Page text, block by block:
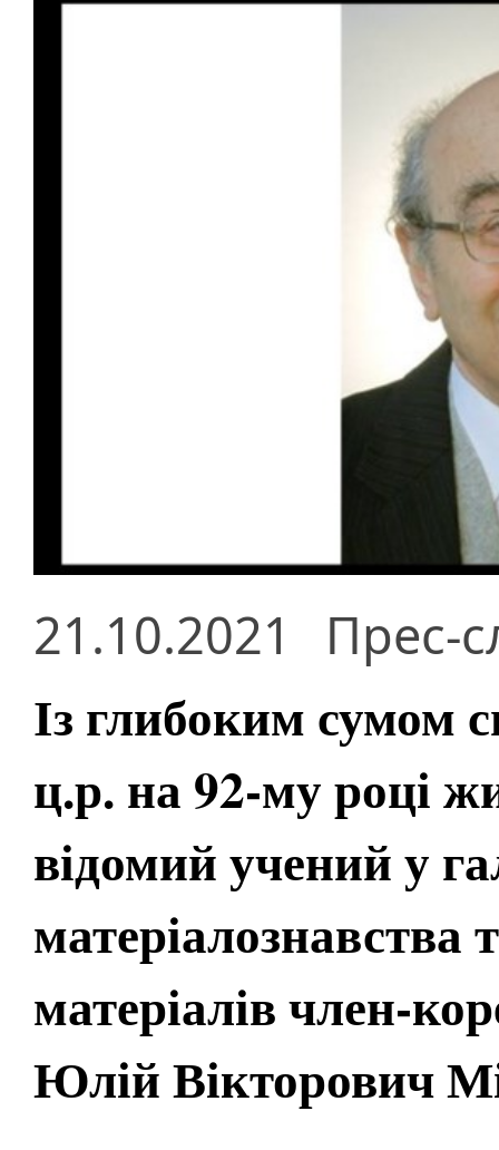
21.10.2021 Прес-
Із глибоким сумом
ц.р. на 92-му році
відомий учений у
матеріалознавства
матеріалів член-
Юлій Вікторович